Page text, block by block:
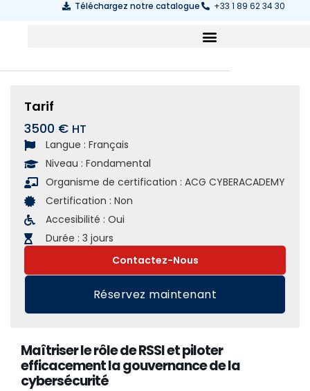
Téléchargez notre catalogue +33 1 89 62 34 30
Maîtriser le rôle de RSSI et piloter
efficacement la gouvernance de la
cybersécurité
Tarif
3500 €
Langue : Français
Niveau : Fondamental
Organisme de certification : ACG CYBERACADEMY
Certification : Non
Accesibilité : Oui
Durée : 3 jours
Contactez-Nous
Réservez maintenant